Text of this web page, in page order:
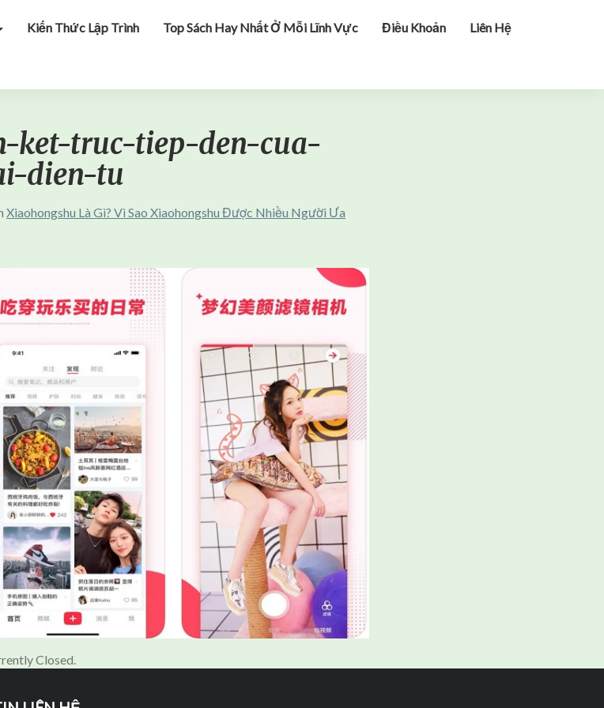
Kiến Thức Lập Trình Top Sách Hay Nhất Ở Mỗi Lĩnh Vực Điều Khoản Liên Hệ
ket-truc-tiep-den-cua-
dien-tu
Xiaohongshu Là Gì? Vì Sao Xiaohongshu Được Nhiều Người Ưa
Closed.